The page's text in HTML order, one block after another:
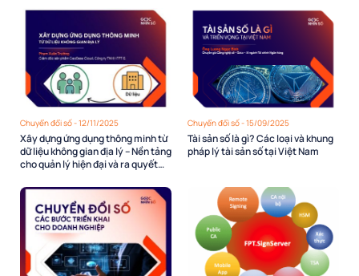
Chuyển đổi số - 12/11/2025
Xây dựng ứng dụng thông minh từ
dữ liệu không gian địa lý – Nền tảng
cho quản lý hiện đại và ra quyết
Chuyển đổi số - 15/09/2025
Tài sản số là gì? Các loại và khung
pháp lý tài sản số tại Việt Nam